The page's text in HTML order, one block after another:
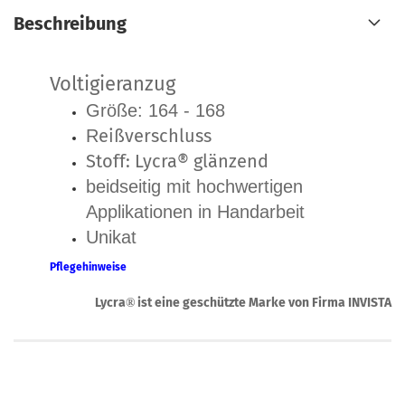
Beschreibung
Voltigieranzug
Größe: 164 - 168
Reißverschluss
Stoff: Lycra® glänzend
beidseitig mit hochwertigen
Applikationen in Handarbeit
Unikat
Pflegehinweise
Lycra® ist eine geschützte Marke von Firma INVISTA